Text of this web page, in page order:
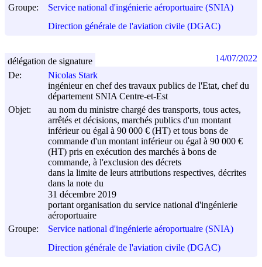
Groupe:
Service national d'ingénierie aéroportuaire (SNIA)
Direction générale de l'aviation civile (DGAC)
De:
Nicolas Stark
ingénieur en chef des travaux publics de l'Etat, chef du
département SNIA Centre-et-Est
Objet:
au nom du ministre chargé des transports, tous actes,
arrêtés et décisions, marchés publics d'un montant
inférieur ou égal à 90 000 € (HT) et tous bons de
commande d'un montant inférieur ou égal à 90 000 €
(HT) pris en exécution des marchés à bons de
commande, à l'exclusion des décrets
dans la limite de leurs attributions respectives, décrites
dans la note du
31 décembre 2019
portant organisation du service national d'ingénierie
aéroportuaire
Groupe:
Service national d'ingénierie aéroportuaire (SNIA)
Direction générale de l'aviation civile (DGAC)
délégation de signature 14/07/2022